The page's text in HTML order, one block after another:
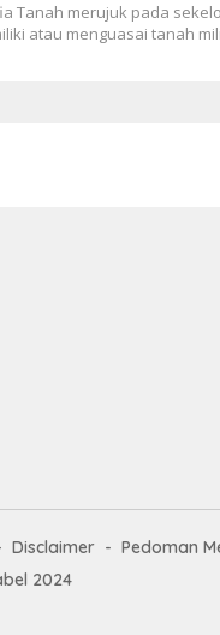
Tanah merujuk pada
atau menguasai tanah
Disclaimer
Pedoman
2024